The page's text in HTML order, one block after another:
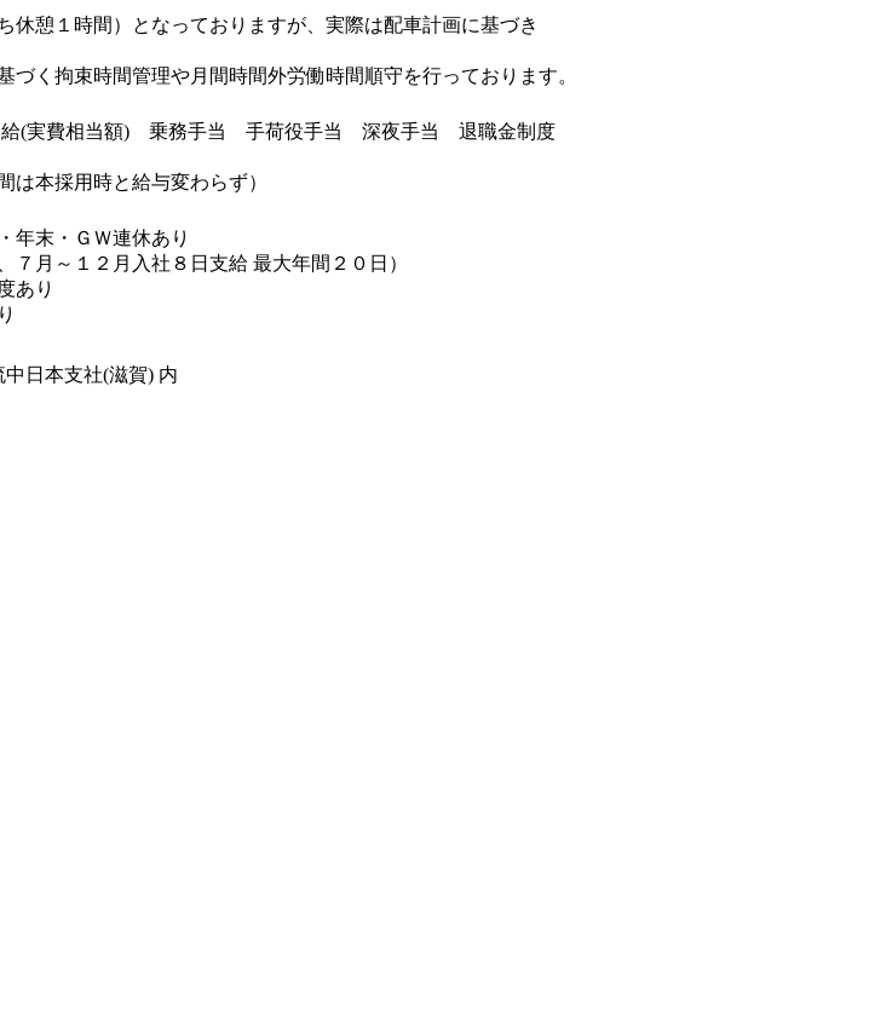
憩１時間）となっておりますが、実際は配車計画に基づき
く拘束時間管理や月間時間外労働時間順守を行っております。
(実費相当額) 乗務手当 手荷役手当 深夜手当 退職金制度
本採用時と給与変わらず）
年末・ＧＷ連休あり
月～１２月入社８日支給 最大年間２０日）
り
日本支社(滋賀) 内